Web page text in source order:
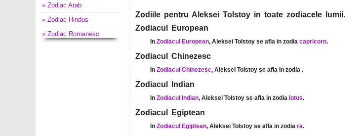
» Zodiac Arab
» Zodiac Hindus
» Zodiac Romanesc
Zodiile pentru Aleksei Tolstoy in toate zodiacele lumii.
Zodiacul European
In Zodiacul European, Aleksei Tolstoy se afla in zodia capricorn.
Zodiacul Chinezesc
In Zodiacul Chinezesc, Aleksei Tolstoy se afla in zodia .
Zodiacul Indian
In Zodiacul Indian, Aleksei Tolstoy se afla in zodia lotus.
Zodiacul Egiptean
In Zodiacul Egiptean, Aleksei Tolstoy se afla in zodia ra.